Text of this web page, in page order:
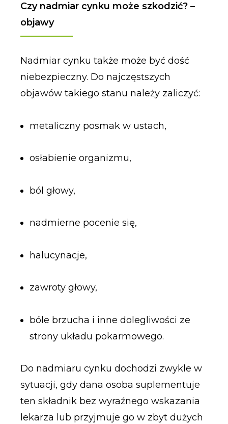
Czy nadmiar cynku może szkodzić? –
objawy
Nadmiar cynku także może być dość
niebezpieczny. Do najczęstszych
objawów takiego stanu należy zaliczyć:
metaliczny posmak w ustach,
osłabienie organizmu,
ból głowy,
nadmierne pocenie się,
halucynacje,
zawroty głowy,
bóle brzucha i inne dolegliwości ze
strony układu pokarmowego.
Do nadmiaru cynku dochodzi zwykle w
sytuacji, gdy dana osoba suplementuje
ten składnik bez wyraźnego wskazania
lekarza lub przyjmuje go w zbyt dużych